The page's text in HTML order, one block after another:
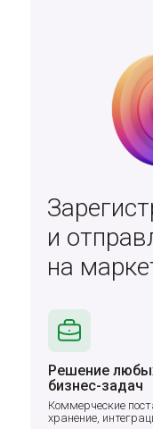
и
на
Решение
бизнес-задач
Коммерческие
хранение,